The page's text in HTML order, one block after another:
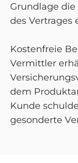
Grundlage
des Vertrages
Kostenfreie
Vermittler
dem
Kunde
gesonderte